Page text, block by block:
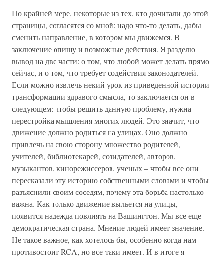
По крайней мере, некоторые из тех, кто дочитали до этой
страницы, согласятся со мной: надо что-то делать, дабы
сменить направление, в котором мы движемся. В
заключение опишу и возможные действия. Я разделю
вывод на две части: о том, что любой может делать прямо
сейчас, и о том, что требует содействия законодателей.
Если можно извлечь некий урок из приведенной истории
трансформации здравого смысла, то заключается он в
следующем: чтобы решить данную проблему, нужна
перестройка мышления многих людей. Это значит, что
движение должно родиться на улицах. Оно должно
привлечь на свою сторону множество родителей,
учителей, библиотекарей, созидателей, авторов,
музыкантов, кинорежиссеров, ученых – чтобы все они
пересказали эту историю собственными словами и чтобы
разъяснили своим соседям, почему эта борьба настолько
важна. Как только движение выльется на улицы,
появится надежда повлиять на Вашингтон. Мы все еще
демократическая страна. Мнение людей имеет значение.
Не такое важное, как хотелось бы, особенно когда нам
противостоит RCA, но все-таки имеет. И в итоге я